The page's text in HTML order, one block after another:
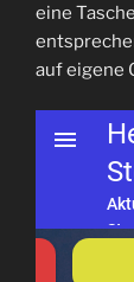
eine
auf eigene